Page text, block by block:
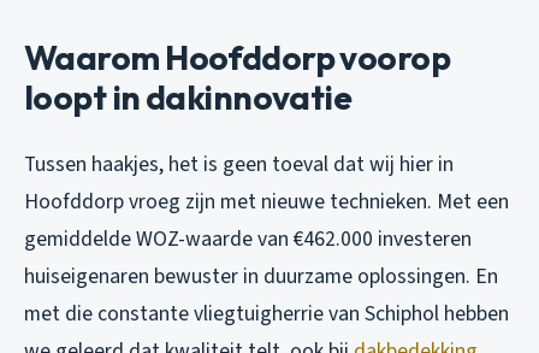
Waarom Hoofddorp voorop
loopt in dakinnovatie
Tussen haakjes, het is geen toeval dat wij hier in
Hoofddorp vroeg zijn met nieuwe technieken. Met een
gemiddelde WOZ-waarde van €462.000 investeren
huiseigenaren bewuster in duurzame oplossingen. En
met die constante vliegtuigherrie van Schiphol hebben